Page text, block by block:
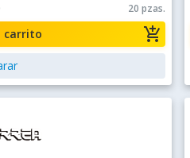
20 pzas.
add_shopping_cart
carrito